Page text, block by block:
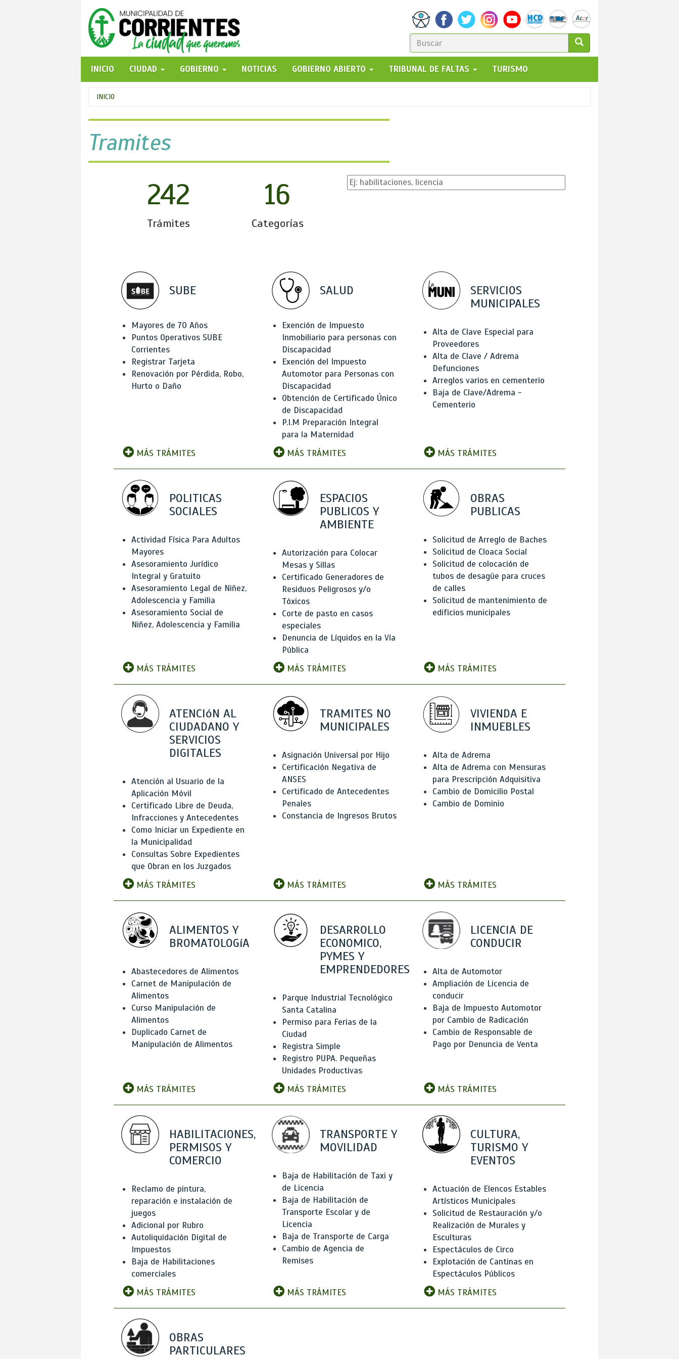
FORMULARIO
DE
BÚSQUEDA
GO!
INICIO
CIUDAD GOBIERNO NOTICIAS GOBIERNO ABIERTO TRIBUNAL DE FALTAS TURISMO
Se
encuentra
usted
aquí
INICIO
Tramites
242
Trámites
16
Categorías
SUBE
Mayores de 70 Años
Puntos Operativos SUBE
Corrientes
Registrar Tarjeta
Renovación por Pérdida, Robo,
Hurto o Daño
MÁS TRÁMITES
SALUD
Exención de Impuesto
Inmobiliario para personas con
Discapacidad
Exención del Impuesto
Automotor para Personas con
Discapacidad
Obtención de Certificado Único
de Discapacidad
P.I.M Preparación Integral
para la Maternidad
MÁS TRÁMITES
SERVICIOS
MUNICIPALES
Alta de Clave Especial para
Proveedores
Alta de Clave / Adrema
Defunciones
Arreglos varios en cementerio
Baja de Clave/Adrema -
Cementerio
MÁS TRÁMITES
POLITICAS
SOCIALES
Actividad Física Para Adultos
Mayores
Asesoramiento Jurídico
Integral y Gratuito
Asesoramiento Legal de Niñez,
Adolescencia y Familia
Asesoramiento Social de
Niñez, Adolescencia y Familia
MÁS TRÁMITES
ESPACIOS
PUBLICOS Y
AMBIENTE
Autorización para Colocar
Mesas y Sillas
Certificado Generadores de
Residuos Peligrosos y/o
Tóxicos
Corte de pasto en casos
especiales
Denuncia de Líquidos en la Vía
Pública
MÁS TRÁMITES
OBRAS
PUBLICAS
Solicitud de Arreglo de Baches
Solicitud de Cloaca Social
Solicitud de colocación de
tubos de desagüe para cruces
de calles
Solicitud de mantenimiento de
edificios municipales
MÁS TRÁMITES
ATENCIóN AL
CIUDADANO Y
SERVICIOS
DIGITALES
Atención al Usuario de la
Aplicación Móvil
Certificado Libre de Deuda,
Infracciones y Antecedentes
Como Iniciar un Expediente en
la Municipalidad
Consultas Sobre Expedientes
que Obran en los Juzgados
MÁS TRÁMITES
TRAMITES NO
MUNICIPALES
Asignación Universal por Hijo
Certificación Negativa de
ANSES
Certificado de Antecedentes
Penales
Constancia de Ingresos Brutos
MÁS TRÁMITES
VIVIENDA E
INMUEBLES
Alta de Adrema
Alta de Adrema con Mensuras
para Prescripción Adquisitiva
Cambio de Domicilio Postal
Cambio de Dominio
MÁS TRÁMITES
ALIMENTOS Y
BROMATOLOGíA
Abastecedores de Alimentos
Carnet de Manipulación de
Alimentos
Curso Manipulación de
Alimentos
Duplicado Carnet de
Manipulación de Alimentos
MÁS TRÁMITES
DESARROLLO
ECONOMICO,
PYMES Y
EMPRENDEDORES
Parque Industrial Tecnológico
Santa Catalina
Permiso para Ferias de la
Ciudad
Registra Simple
Registro PUPA. Pequeñas
Unidades Productivas
MÁS TRÁMITES
LICENCIA DE
CONDUCIR
Alta de Automotor
Ampliación de Licencia de
conducir
Baja de Impuesto Automotor
por Cambio de Radicación
Cambio de Responsable de
Pago por Denuncia de Venta
MÁS TRÁMITES
HABILITACIONES,
PERMISOS Y
COMERCIO
Reclamo de pintura,
reparación e instalación de
juegos
Adicional por Rubro
Autoliquidación Digital de
Impuestos
Baja de Habilitaciones
comerciales
MÁS TRÁMITES
TRANSPORTE Y
MOVILIDAD
Baja de Habilitación de Taxi y
de Licencia
Baja de Habilitación de
Transporte Escolar y de
Licencia
Baja de Transporte de Carga
Cambio de Agencia de
Remises
MÁS TRÁMITES
CULTURA,
TURISMO Y
EVENTOS
Actuación de Elencos Estables
Artísticos Municipales
Solicitud de Restauración y/o
Realización de Murales y
Esculturas
Espectáculos de Circo
Explotación de Cantinas en
Espectáculos Públicos
MÁS TRÁMITES
OBRAS
PARTICULARES